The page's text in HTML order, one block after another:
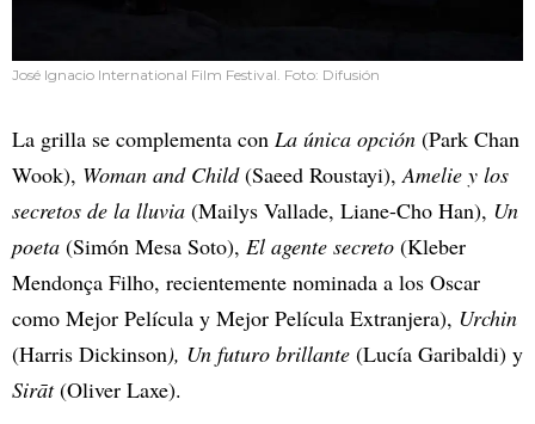
José Ignacio International Film Festival. Foto: Difusión
La grilla se complementa con La única opción (Park Chan
Wook), Woman and Child(Saeed Roustayi),Amelie y los
secretos de la lluvia (Mailys Vallade, Liane-Cho Han), Un
poeta (Simón Mesa Soto), El agente secreto (Kleber
Mendonça Filho, recientemente nominada a los Oscar
como Mejor Película y Mejor Película Extranjera), Urchin
(Harris Dickinson), Un futuro brillante (Lucía Garibaldi) y
Sirāt(Oliver Laxe).